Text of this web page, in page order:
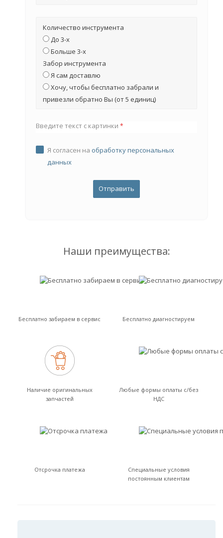
Количество инструмента
До 3-х
Больше 3-х
Забор инструмента
Я сам доставлю
Хочу, чтобы бесплатно забрали и
привезли обратно Вы (от 5 единиц)
Введите текст с картинки *
Я согласен на обработку персональных
данных
Наши преимущества:
Бесплатно забираем в сервис Бесплатно диагностируем
Наличие оригинальных
запчастей
Любые формы оплаты с/без
НДС
Отсрочка платежа
Специальные условия
постоянным клиентам